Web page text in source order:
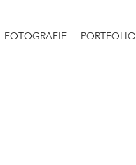
FOTOGRAFIE PORTFOLIO